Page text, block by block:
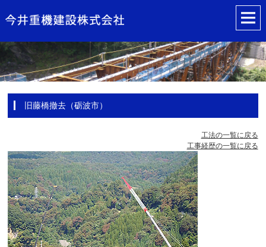
旧藤橋撤去（砺波市）
工法の一覧に戻る
工事経歴の一覧に戻る